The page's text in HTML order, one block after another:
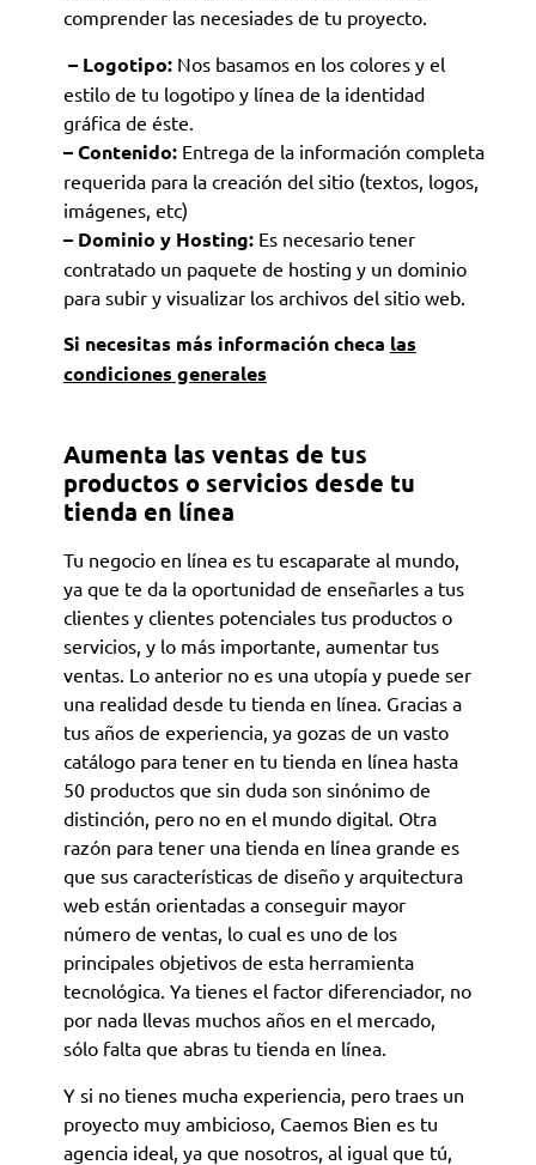
comprender las necesiades de tu proyecto.
– Logotipo:Nos basamos en los colores y el
estilo de tu logotipo y línea de la identidad
gráfica de éste.
– Contenido:Entrega de la información completa
requerida para la creación del sitio (textos, logos,
imágenes, etc)
– Dominio y Hosting:Es necesario tener
contratado un paquete de hosting y un dominio
para subir y visualizar los archivos del sitio web.
Si necesitas más información checa las
condiciones generales
Aumenta las ventas de tus
productos o servicios desde tu
tienda en línea
Tu negocio en línea es tu escaparate al mundo,
ya que te da la oportunidad de enseñarles a tus
clientes y clientes potenciales tus productos o
servicios, y lo más importante, aumentar tus
ventas. Lo anterior no es una utopía y puede ser
una realidad desde tu tienda en línea. Gracias a
tus años de experiencia, ya gozas de un vasto
catálogo para tener en tu tienda en línea hasta
50 productos que sin duda son sinónimo de
distinción, pero no en el mundo digital. Otra
razón para tener una tienda en línea grande es
que sus características de diseño y arquitectura
web están orientadas a conseguir mayor
número de ventas, lo cual es uno de los
principales objetivos de esta herramienta
tecnológica. Ya tienes el factor diferenciador, no
por nada llevas muchos años en el mercado,
sólo falta que abras tu tienda en línea.
Y si no tienes mucha experiencia, pero traes un
proyecto muy ambicioso, Caemos Bien es tu
agencia ideal, ya que nosotros, al igual que tú,